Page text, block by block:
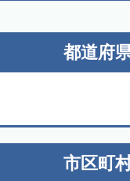
都道府
市区町